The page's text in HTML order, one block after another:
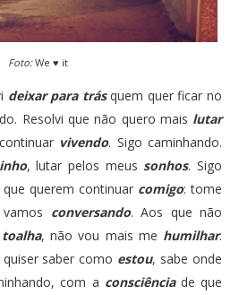
Foto: We ♥ it
deixar para trásquem quer ficar no
Resolvi que não quero mais lutar
vivendo. Sigo caminhando.
, lutar pelos meussonhos. Sigo
querem continuar comigo: tome
conversando. Aos que não
, não vou mais me humilhar.
saber como estou, sabe onde
com a consciênciade que